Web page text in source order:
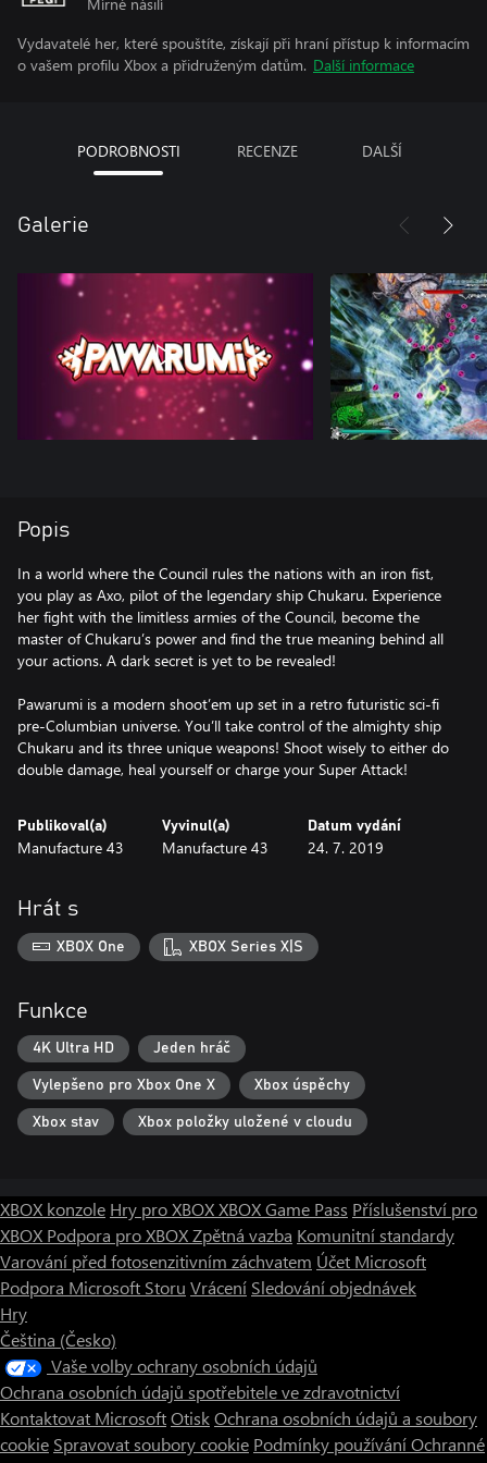
Vydavatelé her, které spouštíte, získají při hraní přístup k informacím
o vašem profilu Xbox a přidruženým datům. Další informace
PODROBNOSTI RECENZE DALŠÍ
Galerie
Popis
In a world where the Council rules the nations with an iron fist,
you play as Axo, pilot of the legendary ship Chukaru. Experience
her fight with the limitless armies of the Council, become the
master of Chukaru’s power and find the true meaning behind all
your actions. A dark secret is yet to be revealed!
Pawarumi is a modern shoot’em up set in a retro futuristic sci-fi
pre-Columbian universe. You’ll take control of the almighty ship
Chukaru and its three unique weapons! Shoot wisely to either do
double damage, heal yourself or charge your Super Attack!
Publikoval(a)
Manufacture 43
Vyvinul(a)
Manufacture 43
Datum vydání
24. 7. 2019
Hrát s
XBOX One XBOX Series X|S
Funkce
4K Ultra HD Jeden hráč
Vylepšeno pro Xbox One X Xbox úspěchy
Xbox stav Xbox položky uložené v cloudu
XBOX konzole Hry pro XBOXXBOX Game Pass Příslušenství pro
XBOX Podpora pro XBOXZpětná vazba Komunitní standardy
Varování před fotosenzitivním záchvatem Účet Microsoft
Podpora Microsoft Storu Vrácení Sledování objednávek
Hry
Čeština (Česko)
Vaše volby ochrany osobních údajů
Ochrana osobních údajů spotřebitele ve zdravotnictví
Kontaktovat MicrosoftOtiskOchrana osobních údajů a soubory
cookie Spravovat soubory cookie Podmínky používáníOchranné